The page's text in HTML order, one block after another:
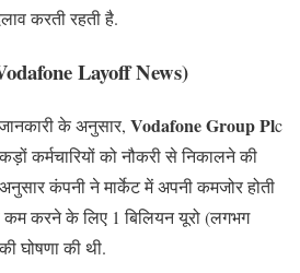
करती रहती है.
Layoff News)
के अनुसार, Vodafone Group Plc
कर्मचारियों को नौकरी से निकालने की
अनुसार कंपनी ने मार्केट में अपनी कमजोर होती
करने के लिए 1 बिलियन यूरो (लगभग
घोषणा की थी.